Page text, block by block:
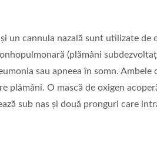
și un cannula nazală sunt utilizate
(plămâni
sau apneea în somn.
plămâni. O mască de oxigen
sub nas și două pronguri care